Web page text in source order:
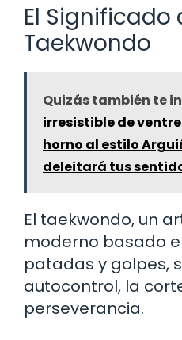
El Significado
Taekwondo
Quizás también te
irresistible de
horno al estilo
deleitará tus
El taekwondo, un
moderno basado
patadas y golpes,
autocontrol, la
perseverancia.